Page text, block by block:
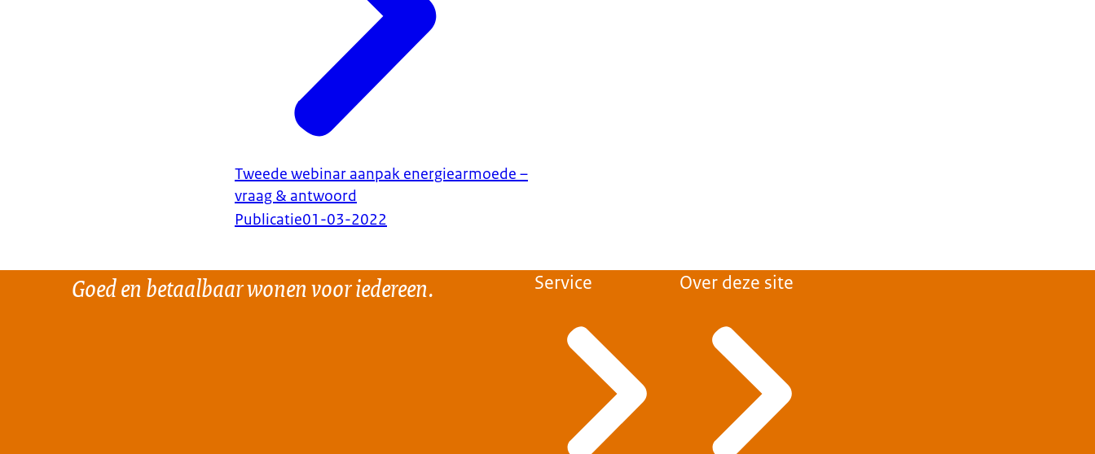
Tweede webinar aanpak energiearmoede –
vraag & antwoord
Publicatie01-03-2022
Goed en betaalbaar wonen voor iedereen. Service Over deze site